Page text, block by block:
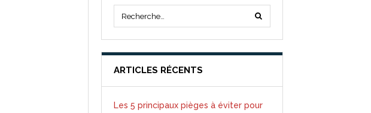
ARTICLES RÉCENTS
Les 5 principaux pièges à éviter pour